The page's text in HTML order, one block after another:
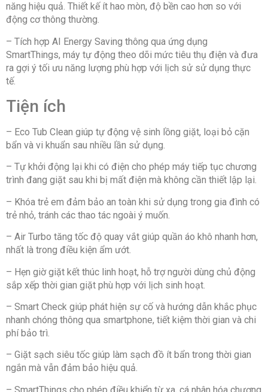
năng hiệu quả. Thiết kế ít hao mòn, độ bền cao hơn so với
động cơ thông thường.
– Tích hợp AI Energy Saving thông qua ứng dụng
SmartThings, máy tự động theo dõi mức tiêu thụ điện và đưa
ra gợi ý tối ưu năng lượng phù hợp với lịch sử sử dụng thực
tế.
Tiện ích
– Eco Tub Clean giúp tự động vệ sinh lồng giặt, loại bỏ cặn
bẩn và vi khuẩn sau nhiều lần sử dụng.
– Tự khởi động lại khi có điện cho phép máy tiếp tục chương
trình đang giặt sau khi bị mất điện mà không cần thiết lập lại.
– Khóa trẻ em đảm bảo an toàn khi sử dụng trong gia đình có
trẻ nhỏ, tránh các thao tác ngoài ý muốn.
– Air Turbo tăng tốc độ quay vắt giúp quần áo khô nhanh hơn,
nhất là trong điều kiện ẩm ướt.
– Hẹn giờ giặt kết thúc linh hoạt, hỗ trợ người dùng chủ động
sắp xếp thời gian giặt phù hợp với lịch sinh hoạt.
– Smart Check giúp phát hiện sự cố và hướng dẫn khắc phục
nhanh chóng thông qua smartphone, tiết kiệm thời gian và chi
phí bảo trì.
– Giặt sạch siêu tốc giúp làm sạch đồ ít bẩn trong thời gian
ngắn mà vẫn đảm bảo hiệu quả.